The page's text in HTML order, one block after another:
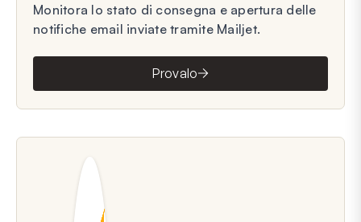
Monitora lo stato di consegna e apertura delle
notifiche email inviate tramite Mailjet.
Provalo